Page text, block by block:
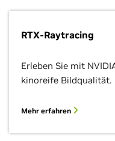
RTX-Raytracing
Erleben Sie mit
kinoreife Bildqualität.
Mehr erfahren